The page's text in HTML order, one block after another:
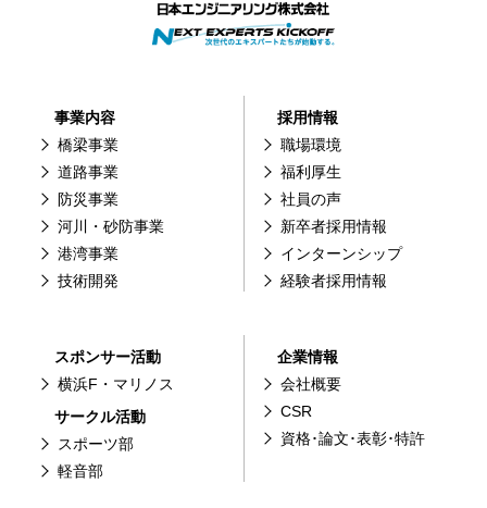
事業内容
橋梁事業
道路事業
防災事業
河川・砂防事業
港湾事業
技術開発
採用情報
職場環境
福利厚生
社員の声
新卒者採用情報
インターンシップ
経験者採用情報
スポンサー活動
横浜F・マリノス
サークル活動
スポーツ部
軽音部
企業情報
会社概要
CSR
資格･論文･表彰･特許